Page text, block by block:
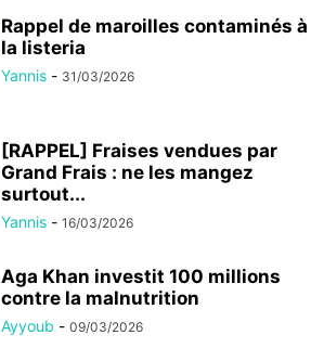
Rappel de maroilles contaminés à
la listeria
Yannis - 31/03/2026
[RAPPEL] Fraises vendues par
Grand Frais : ne les mangez
surtout...
Yannis - 16/03/2026
Aga Khan investit 100 millions
contre la malnutrition
Ayyoub - 09/03/2026